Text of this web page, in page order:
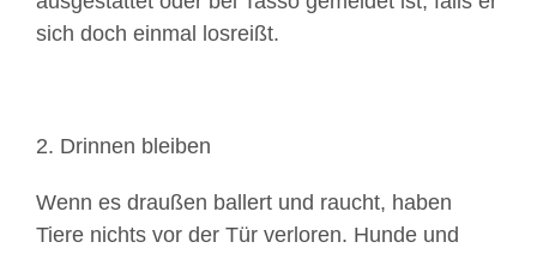
sich doch einmal losreißt.
2. Drinnen bleiben
Wenn es draußen ballert und raucht, haben
Tiere nichts vor der Tür verloren. Hunde und